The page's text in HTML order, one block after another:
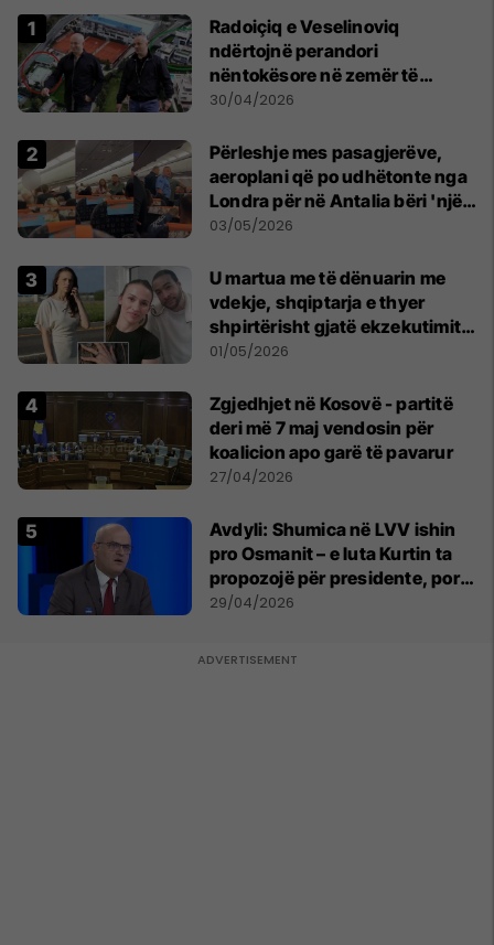
Radoiçiq e Veselinoviq
ndërtojnë perandori
nëntokësore në zemër të
Beogradit, nën vilat e tyre
30/04/2026
Përleshje mes pasagjerëve,
aeroplani që po udhëtonte nga
Londra për në Antalia bëri 'një
ulje emergjente' në Prishtinë
03/05/2026
U martua me të dënuarin me
vdekje, shqiptarja e thyer
shpirtërisht gjatë ekzekutimit
të Broadnax
01/05/2026
Zgjedhjet në Kosovë - partitë
deri më 7 maj vendosin për
koalicion apo garë të pavarur
27/04/2026
Avdyli: Shumica në LVV ishin
pro Osmanit – e luta Kurtin ta
propozojë për presidente, por
s’më dëgjoi
29/04/2026